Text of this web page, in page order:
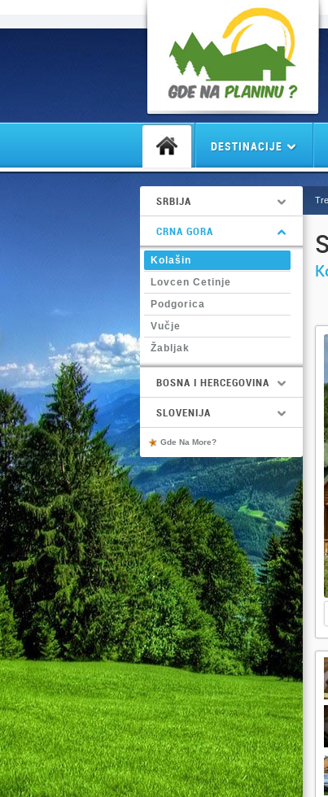
DESTINACIJE
SRBIJA
CRNA GORA
Kolašin
Lovcen Cetinje
Podgorica
Vučje
Žabljak
BOSNA I HERCEGOVINA
SLOVENIJA
Gde Na More?